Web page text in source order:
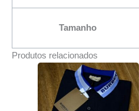
Tamanho
Produtos relacionados